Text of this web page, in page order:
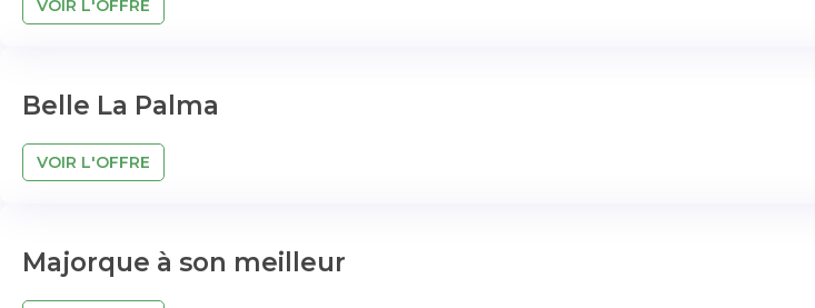
VOIR L'OFFRE
Belle La Palma
VOIR L'OFFRE
Majorque à son meilleur